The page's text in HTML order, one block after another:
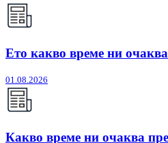
Ето какво време ни
01.08.2026
Какво време ни очаква